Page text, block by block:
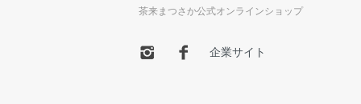
茶来まつさか公式オンラインショップ
企業サイト